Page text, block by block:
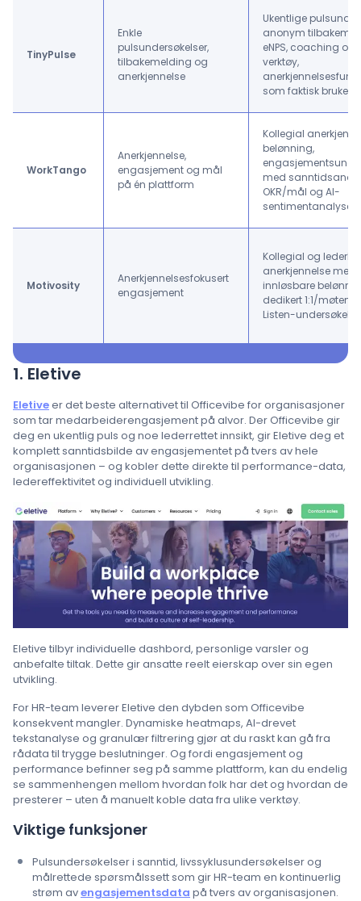
TinyPulse
Enkle
pulsundersøkelser,
tilbakemelding og
anerkjennelse
Ukentlige
anonym
eNPS, coaching og
verktøy,
som faktisk brukes
WorkTango
Anerkjennelse,
engasjement og mål
på én plattform
Kollegial
belønning,
med
OKR/mål og AI-
sentimentanalyse
Motivosity
Anerkjennelsesfokusert
engasjement
Kollegial og
anerkjennelse med
innløsbare
dedikert 1:1/
Listen-
1. Eletive
Eletiveer det beste alternativet til Officevibe for organisasjoner
som tar medarbeiderengasjement på alvor. Der Officevibe gir
deg en ukentlig puls og noe lederrettet innsikt, gir Eletive deg et
komplett sanntidsbilde av engasjementet på tvers av hele
organisasjonen – og kobler dette direkte til performance-data,
ledereffektivitet og individuell utvikling.
Eletive tilbyr individuelle dashbord, personlige varsler og
anbefalte tiltak. Dette gir ansatte reelt eierskap over sin egen
utvikling.
For HR-team leverer Eletive den dybden som Officevibe
konsekvent mangler. Dynamiske heatmaps, AI-drevet
tekstanalyse og granulær filtrering gjør at du raskt kan gå fra
rådata til trygge beslutninger. Og fordi engasjement og
performance befinner seg på samme plattform, kan du endelig
se sammenhengen mellom hvordan folk har det og hvordan de
presterer – uten å manuelt koble data fra ulike verktøy.
Viktige funksjoner
Pulsundersøkelser i sanntid, livssyklusundersøkelser og
målrettede spørsmålssett som gir HR-team en kontinuerlig
strøm avengasjementsdata på tvers av organisasjonen.